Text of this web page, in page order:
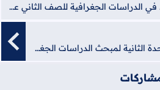
أسئلة اختيار من متعدد في الدراسات الجغرافية للصف الثاني عشر محلولة - منصة الشامل الإلكترونية
أسئلة اختر من متعدد في الوحدة الثانية لمبحث الدراسات الجغرافية للصف الثاني عشر- منصة الشامل الإلكترونية